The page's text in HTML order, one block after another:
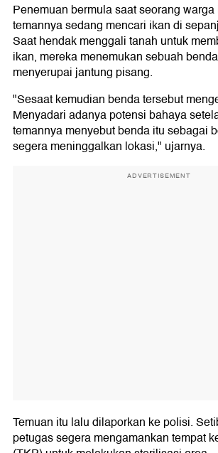
Penemuan bermula saat seorang
temannya sedang mencari ikan di
Saat hendak menggali tanah untuk
ikan, mereka menemukan sebuah
menyerupai jantung pisang.
"Sesaat kemudian benda tersebut
Menyadari adanya potensi bahaya
temannya menyebut benda itu sebagai
segera meninggalkan lokasi," ujarnya.
ADVERTISEMENT
Temuan itu lalu dilaporkan ke polisi.
petugas segera mengamankan tempat